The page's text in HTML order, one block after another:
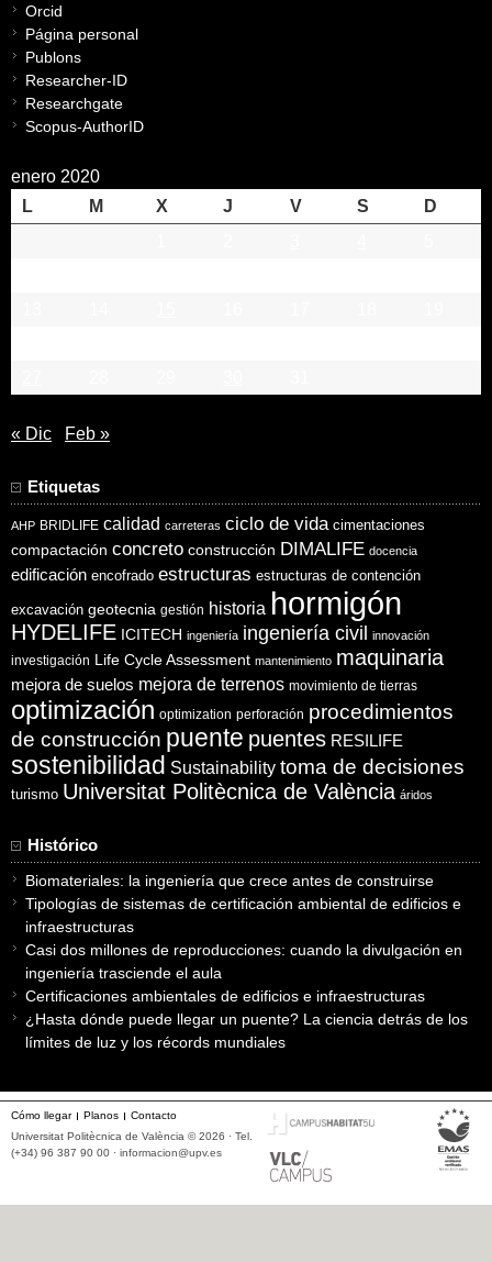
Orcid
Página personal
Publons
Researcher-ID
Researchgate
Scopus-AuthorID
enero 2020
L
M X J V S
D
« Dic Feb »
Etiquetas
AHP BRIDLIFE calidad carreteras ciclo de vida cimentaciones
compactación concreto construcción DIMALIFE docencia
edificación encofrado estructuras estructuras de contención
excavación geotecnia gestión historia hormigón
HYDELIFE ICITECH ingeniería ingeniería civil innovación
investigación Life Cycle Assessment mantenimiento maquinaria
mejora de suelos mejora de terrenos movimiento de tierras
optimización optimization perforación procedimientos
de construcción puente puentes RESILIFE
sostenibilidad Sustainability toma de decisiones
turismo Universitat Politècnica de València áridos
Histórico
Biomateriales: la ingeniería que crece antes de construirse
Tipologías de sistemas de certificación ambiental de edificios e
infraestructuras
Casi dos millones de reproducciones: cuando la divulgación en
ingeniería trasciende el aula
Certificaciones ambientales de edificios e infraestructuras
¿Hasta dónde puede llegar un puente? La ciencia detrás de los
límites de luz y los récords mundiales
Cómo llegar Planos
Contacto
Universitat Politècnica de València © 2026 · Tel.
(+34) 96 387 90 00 · informacion@upv.es